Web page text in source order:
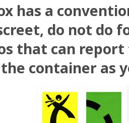
has a
do not do
that can report
the container as